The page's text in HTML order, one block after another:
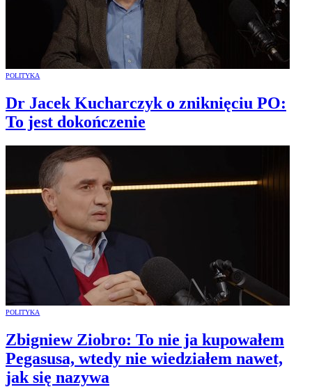
POLITYKA
Dr Jacek Kucharczyk o zniknięciu PO:
To jest dokończenie
POLITYKA
Zbigniew Ziobro: To nie ja kupowałem
Pegasusa, wtedy nie wiedziałem nawet,
jak się nazywa